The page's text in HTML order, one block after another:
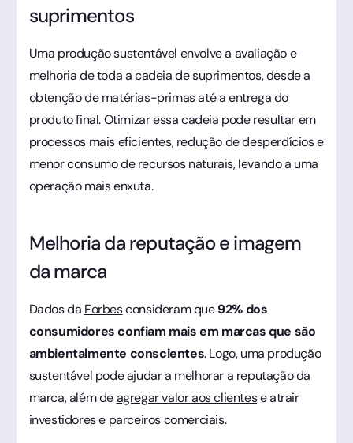
suprimentos
Uma produção sustentável envolve a avaliação e
melhoria de toda a cadeia de suprimentos, desde a
obtenção de matérias-primas até a entrega do
produto final. Otimizar essa cadeia pode resultar em
processos mais eficientes, redução de desperdícios e
menor consumo de recursos naturais, levando a uma
operação mais enxuta.
Melhoria da reputação e imagem
da marca
Dados da Forbesconsideram que92% dos
consumidores confiam mais em marcas que são
ambientalmente conscientes. Logo, uma produção
sustentável pode ajudar a melhorar a reputação da
marca, além deagregar valor aos clientese atrair
investidores e parceiros comerciais.